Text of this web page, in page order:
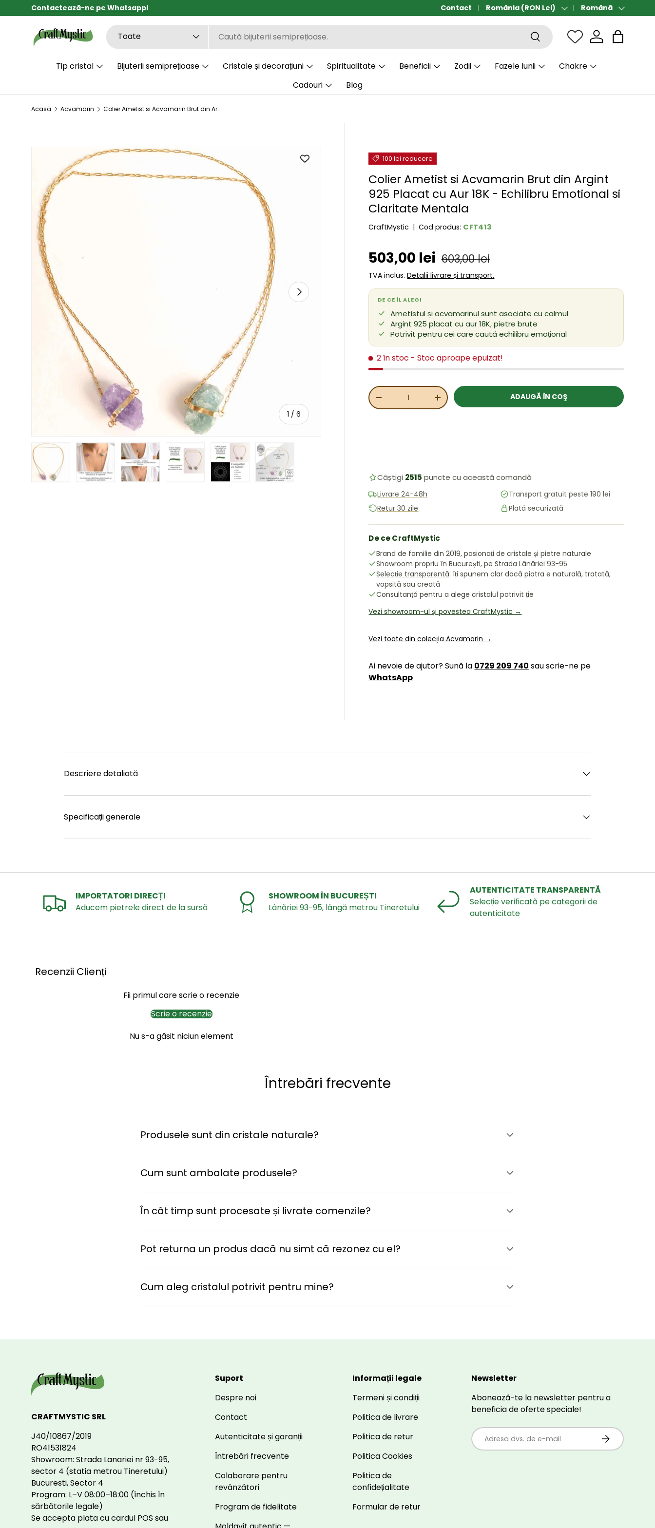
SARI LA CONȚINUT
Contactează-ne pe Whatsapp! Transport gratuit de la 190 lei
Contact Țară/Regiune
România (RON Lei) LimbăRomână
Căutare
Tipul de produs
Toate Căutare Sac
Tip cristal Bijuterii semiprețioase Cristale și decorațiuni Spiritualitate Beneficii Zodii Fazele lunii
Chakre
Cadouri
Blog
Acasă Acvamarin Colier Ametist si Acvamarin Brut din Argint 925 Placat cu Aur 18K - Echilibru Emotional si Claritate Mentala
SARI LA INFORMAȚIILE DESPRE PRODUS
1 /de
6
URMĂTORUL
100 lei reducere
Colier Ametist si Acvamarin Brut din Argint
925 Placat cu Aur 18K - Echilibru Emotional si
Claritate Mentala
CraftMystic |Cod produs: CFT413
Preț de vânzare
503,00 lei Preț obișnuit
603,00 lei
TVA inclus.Detalii livrare și transport.
DE CE ÎL ALEGI
Ametistul și acvamarinul sunt asociate cu calmul
Argint 925 placat cu aur 18K, pietre brute
Potrivit pentru cei care caută echilibru emoțional
2 în stoc - Stoc aproape epuizat!
Cant.
REDUCEȚI CANTITATEAMĂRIȚI CANTITATEA ADAUGĂ ÎN COŞ
Câștigi 2515 puncte cu această comandă
Livrare 24-48h
Transport gratuit peste 190 lei
Retur 30 zile
Plată securizată
De ce CraftMystic
Brand de familie din 2019, pasionați de cristale și pietre naturale
Showroom propriu în București, pe Strada Lânăriei 93-95
Selecție transparentă: îți spunem clar dacă piatra e naturală, tratată,
vopsită sau creată
Consultanță pentru a alege cristalul potrivit ție
Vezi showroom-ul și povestea CraftMystic →
Vezi toate din colecția Acvamarin →
Ai nevoie de ajutor? Sună la 0729 209 740 sau scrie-ne pe
WhatsApp
Descriere detaliată
Specificații generale
IMPORTATORI DIRECȚI
Aducem pietrele direct de la sursă
SHOWROOM ÎN BUCUREȘTI
Lânăriei 93-95, lângă metrou Tineretului
AUTENTICITATE TRANSPARENTĂ
Selecție verificată pe categorii de
autenticitate
Recenzii Clienți
Fii primul care scrie o recenzie
Scrie o recenzie
Nu s-a găsit niciun element
Întrebări frecvente
Produsele sunt din cristale naturale?
Cum sunt ambalate produsele?
În cât timp sunt procesate și livrate comenzile?
Pot returna un produs dacă nu simt că rezonez cu el?
Cum aleg cristalul potrivit pentru mine?
CRAFTMYSTIC SRL
J40/10867/2019
RO41531824
Showroom: Strada Lanariei nr 93-95,
sector 4 (statia metrou Tineretului)
Bucuresti, Sector 4
Program: L–V 08:00–18:00 (închis în
sărbătorile legale)
Se accepta plata cu cardul POS sau
Suport
Despre noi
Contact
Autenticitate și garanții
Întrebări frecvente
Colaborare pentru
revânzători
Program de fidelitate
Informații legale
Termeni și condiții
Politica de livrare
Politica de retur
Politica Cookies
Politica de
confidețialitate
Formular de retur
Newsletter
Abonează-te la newsletter pentru a
beneficia de oferte speciale!
E-mail ABONEAZĂ-TE